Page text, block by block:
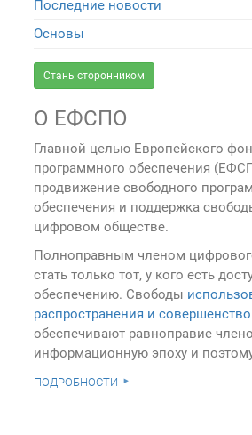
Последние новости
Основы
Стань сторонником
О ЕФСПО
Главной целью Европейского
программного обеспечения
продвижение свободного
обеспечения и поддержка
цифровом обществе.
Полноправным членом
стать только тот, у кого есть
обеспечению. Свободы
распространения и
обеспечивают равноправие
информационную эпоху и
подробности